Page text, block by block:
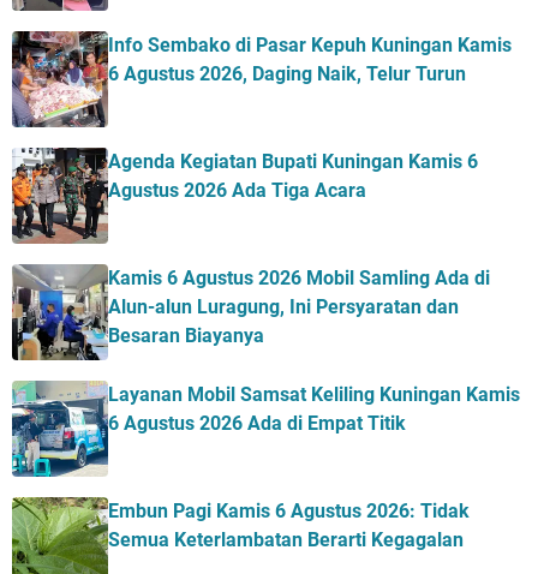
Info Sembako di Pasar Kepuh Kuningan Kamis
6 Agustus 2026, Daging Naik, Telur Turun
Agenda Kegiatan Bupati Kuningan Kamis 6
Agustus 2026 Ada Tiga Acara
Kamis 6 Agustus 2026 Mobil Samling Ada di
Alun-alun Luragung, Ini Persyaratan dan
Besaran Biayanya
Layanan Mobil Samsat Keliling Kuningan Kamis
6 Agustus 2026 Ada di Empat Titik
Embun Pagi Kamis 6 Agustus 2026: Tidak
Semua Keterlambatan Berarti Kegagalan